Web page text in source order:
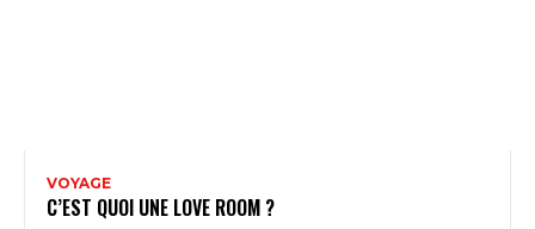
VOYAGE
C’EST QUOI UNE LOVE ROOM ?